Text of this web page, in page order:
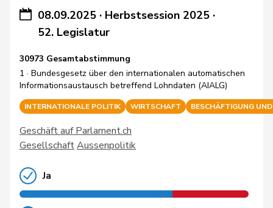
08.09.2025 · Herbstsession 2025 ·
52. Legislatur
30973 Gesamtabstimmung
1 · Bundesgesetz über den internationalen automatischen
Informationsaustausch betreffend Lohndaten (AIALG)
INTERNATIONALE POLITIK WIRTSCHAFT BESCHÄFTIGUNG
Geschäft auf Parlament.ch
GesellschaftAussenpolitik
Ja